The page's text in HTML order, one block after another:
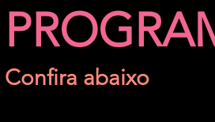
Confira abaixo